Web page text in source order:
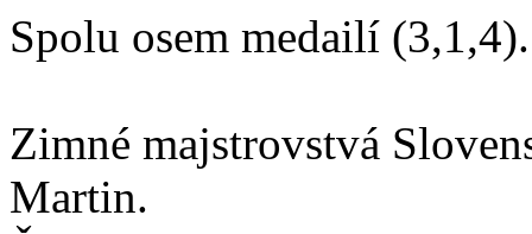
Spolu osem medailí (3,1,4).
Zimné majstrovstvá
Martin.